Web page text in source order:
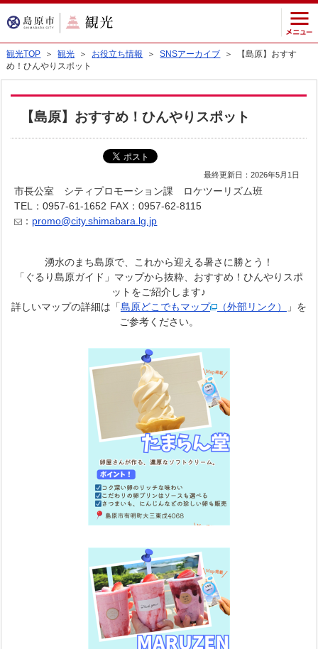
観光TOP ＞観光 ＞ お役立ち情報 ＞SNSアーカイブ ＞ 【島原】おすす
め！ひんやりスポット
【島原】おすすめ！ひんやりスポット
最終更新日：2026年5月1日
市長公室 シティプロモーション課 ロケツーリズム班
TEL：0957-61-1652 FAX：0957-62-8115
： promo@city.shimabara.lg.jp
湧水のまち島原で、これから迎える暑さに勝とう！
「ぐるり島原ガイド」マップから抜粋、おすすめ！ひんやりスポ
ットをご紹介します♪
詳しいマップの詳細は「島原どこでもマップ （外部リンク）
」を
ご参考ください。